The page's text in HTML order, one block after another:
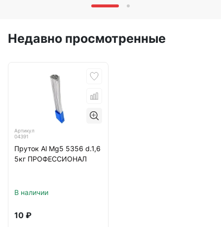
Недавно просмотренные
Артикул
04391
Пруток Al Mg5 5356 d.1,6
5кг ПРОФЕССИОНАЛ
В наличии
10 ₽